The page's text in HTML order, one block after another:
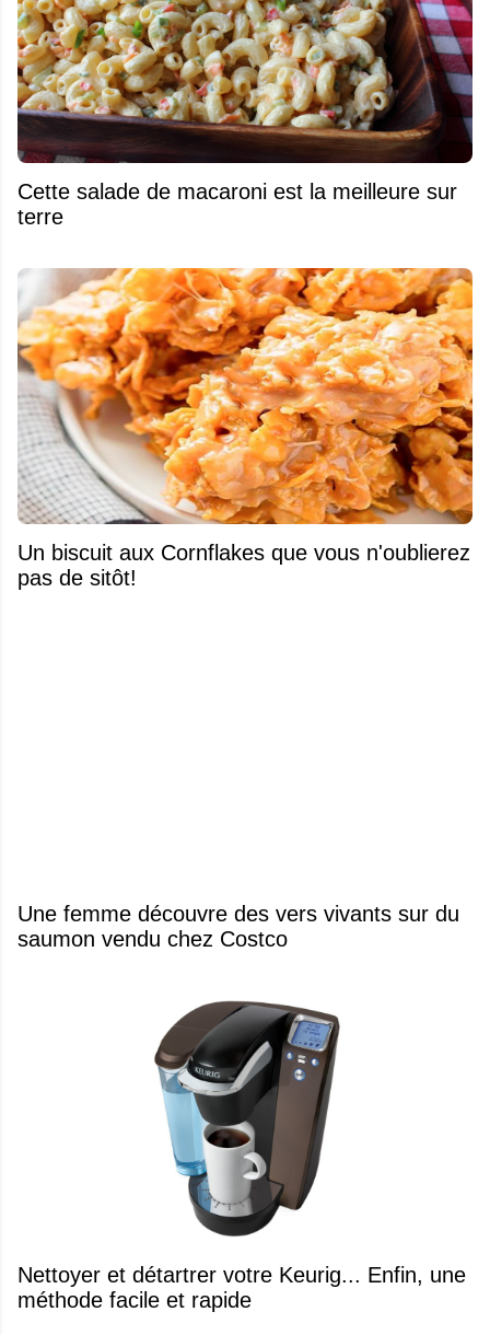
Cette salade de macaroni est la meilleure sur
terre
Un biscuit aux Cornflakes que vous n'oublierez
pas de sitôt!
Une femme découvre des vers vivants sur du
saumon vendu chez Costco
Nettoyer et détartrer votre Keurig... Enfin, une
méthode facile et rapide